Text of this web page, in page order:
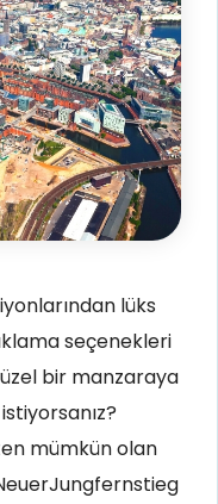
lüks
seçenekleri
bir manzaraya
mümkün olan